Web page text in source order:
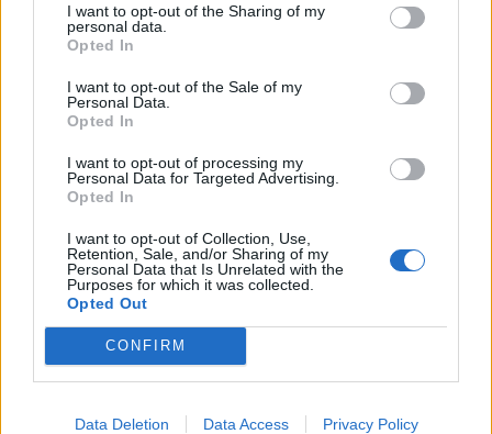
I want to opt-out of the Sharing of my
personal data.
Opted In
I want to opt-out of the Sale of my
Personal Data.
Opted In
I want to opt-out of processing my
Personal Data for Targeted Advertising.
Opted In
I want to opt-out of Collection, Use,
Retention, Sale, and/or Sharing of my
Personal Data that Is Unrelated with the
Purposes for which it was collected.
Opted Out
CONFIRM
Data Deletion Data Access Privacy Policy
Philip Glass: Παγκόσμια γιορτή για τα 90ά
γενέθλιά του με πρεμιέρα της “Συμφωνίας
Νο. 15: Lincoln”
29.05.26
Ο Philip Glass θα γιορτάσει τα 90ά του γενέθλια στις 31
Ιανουαρίου 2027 με μια πολυετή, διεθνή σειρά εκδηλώσεων
που κορυφώνεται με την παγκόσμια πρεμιέρα της "Συμφωνίας
Νο. 15: Lincoln" και επετειακά